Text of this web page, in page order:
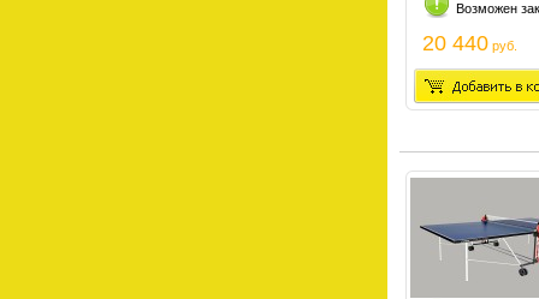
Возможен
20 440 руб.